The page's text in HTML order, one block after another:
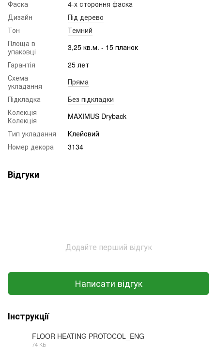
Фаска
4-х стороння фаска
Дизайн
Під дерево
Тон
Темний
Площа в
упаковці
3,25 кв.м. - 15 планок
Гарантія
25 лет
Схема
укладання
Пряма
Підкладка
Без підкладки
Колекція
Колекція
MAXIMUS Dryback
Тип укладання
Клейовий
Номер декора
3134
Відгуки
Додайте перший відгук
Написати відгук
Інструкції
FLOOR HEATING PROTOCOL_ENG
74 КБ